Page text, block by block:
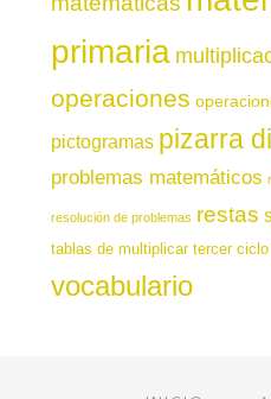
primaria
operaciones
pictogramas pizarra
problemas matemáticos
resolución de problemas restas
tablas de multiplicar tercer ciclo
vocabulario